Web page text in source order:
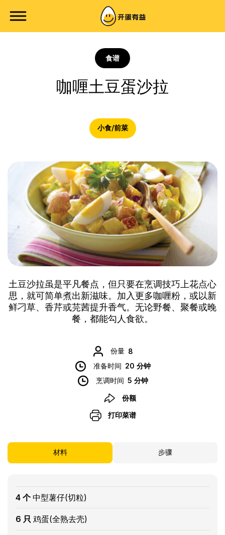
食谱
咖喱土豆蛋沙拉
小食/前菜
土豆沙拉虽是平凡餐点，但只要在烹调技巧上花点心
思，就可简单煮出新滋味。加入更多咖喱粉，或以新
鲜刁草、香芹或芫茜提升香气。无论野餐、聚餐或晚
餐，都能勾人食欲。
份量 8
准备时间 20 分钟
烹调时间 5 分钟
份额
打印菜谱
材料 步骤
4 个 中型薯仔(切粒)
6 只 鸡蛋(全熟去壳)